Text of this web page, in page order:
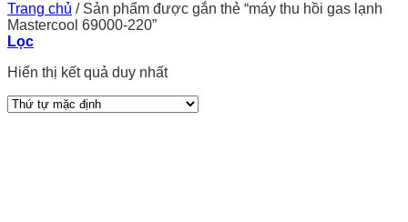
Trang chủ /Sản phẩm được gắn thẻ “máy thu hồi gas lạnh
Mastercool 69000-220”
Lọc
Hiển thị kết quả duy nhất